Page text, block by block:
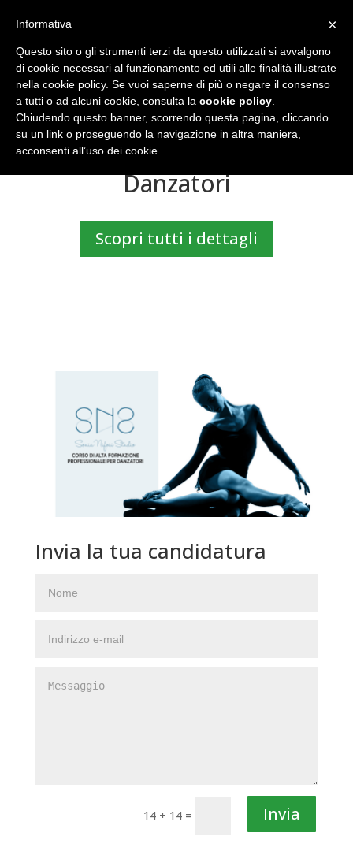
Corso di Alta Formazione
Professionale per
Danzatori
Scopri tutti i dettagli
Invia la tua candidatura
14 + 14 = Invia
×
Informativa
Questo sito o gli strumenti terzi da questo utilizzati si avvalgono
di cookie necessari al funzionamento ed utili alle finalità illustrate
nella cookie policy. Se vuoi saperne di più o negare il consenso
a tutti o ad alcuni cookie, consulta la cookie policy
Chiudendo questo banner, scorrendo questa pagina, cliccando
su un link o proseguendo la navigazione in altra maniera,
acconsenti all’uso dei cookie.